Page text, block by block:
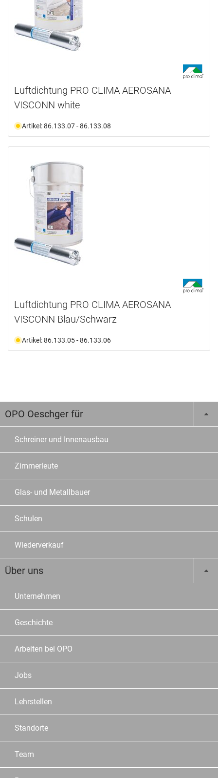
Luftdichtung PRO CLIMA AEROSANA
VISCONN white
Artikel: 86.133.07 - 86.133.08
Luftdichtung PRO CLIMA AEROSANA
VISCONN Blau/Schwarz
Artikel: 86.133.05 - 86.133.06
OPO Oeschger für
Schreiner und Innenausbau
Zimmerleute
Glas- und Metallbauer
Schulen
Wiederverkauf
Über uns
Unternehmen
Geschichte
Arbeiten bei OPO
Jobs
Lehrstellen
Standorte
Team